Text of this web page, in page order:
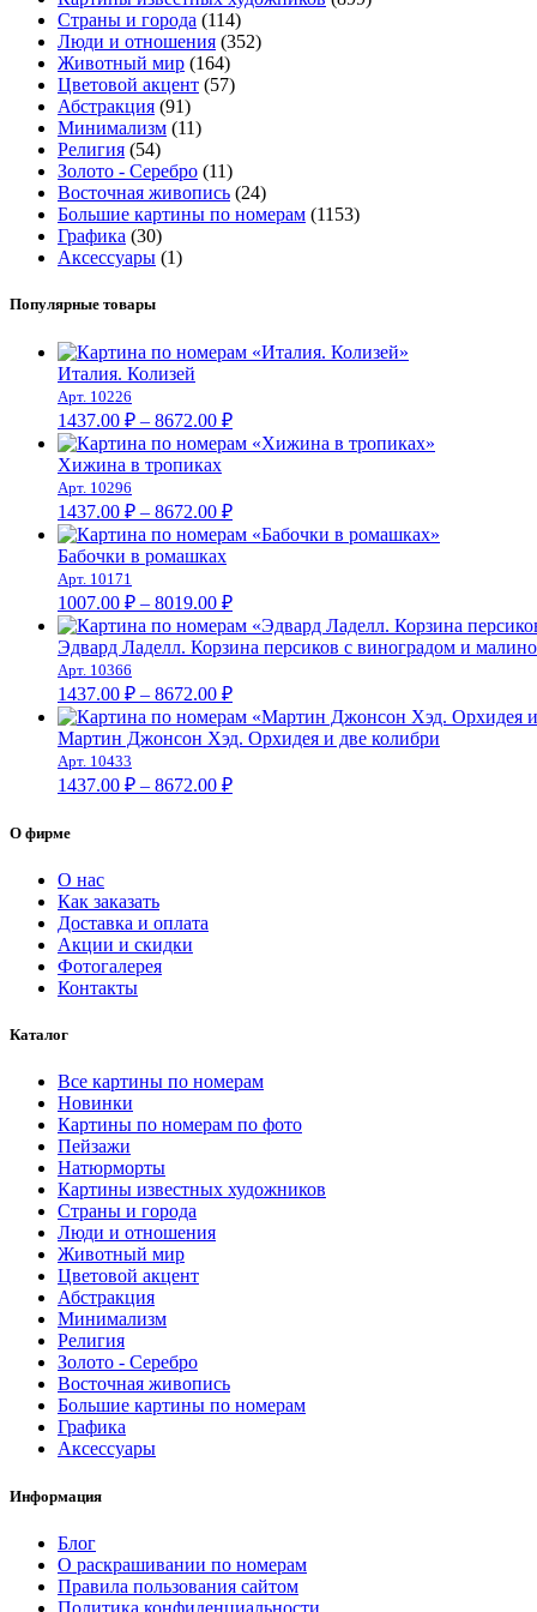
Страны и города (114)
Люди и отношения (352)
Животный мир (164)
Цветовой акцент (57)
Абстракция (91)
Минимализм (11)
Религия (54)
Золото - Серебро (11)
Восточная живопись (24)
Большие картины по номерам (1153)
Графика (30)
Аксессуары (1)
Популярные товары
Италия. Колизей
Арт. 10226
1437.00 ₽ – 8672.00 ₽Диапазон
цен:
8672.00 ₽
Хижина в тропиках
Арт. 10296
1437.00 ₽ – 8672.00 ₽Диапазон
цен:
8672.00 ₽
Бабочки в ромашках
Арт. 10171
1007.00 ₽ – 8019.00 ₽Диапазон
цен:
1007.00 ₽
8019.00 ₽
Эдвард Ладелл. Корзина персиков с виноградом и
Арт. 10366
1437.00 ₽ – 8672.00 ₽Диапазон
цен:
1437.00 ₽
8672.00 ₽
Мартин Джонсон Хэд. Орхидея и две колибри
Арт. 10433
1437.00 ₽ – 8672.00 ₽Диапазон
О фирме
О нас
Как заказать
Доставка и оплата
Акции и скидки
Фотогалерея
Контакты
Каталог
Все картины по номерам
Новинки
Картины по номерам по фото
Пейзажи
Натюрморты
Картины известных художников
Страны и города
Люди и отношения
Животный мир
Цветовой акцент
Абстракция
Минимализм
Религия
Золото - Серебро
Восточная живопись
Большие картины по номерам
Графика
Аксессуары
Информация
Блог
О раскрашивании по номерам
Правила пользования сайтом
Политика конфиденциальности